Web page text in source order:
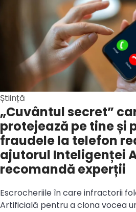
Știință
„Cuvântul secret”
protejează pe tine și
fraudele la telefon
ajutorul Inteligenței
recomandă experții
Escrocheriile în care infractorii
Artificială pentru a clona vocea